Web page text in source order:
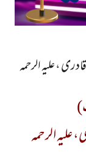
، علیہ الرحمہ
الرحمہ